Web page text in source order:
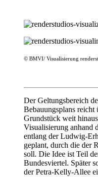
© BMVI/ Visualisierung
Der Geltungsbereich
Bebauungsplans reicht
Grundstück weit
Visualisierung anhand
entlang der Ludwig-
geplant, durch die der
soll. Die Idee ist Teil
Bundesviertel. Später
der Petra-Kelly-Allee